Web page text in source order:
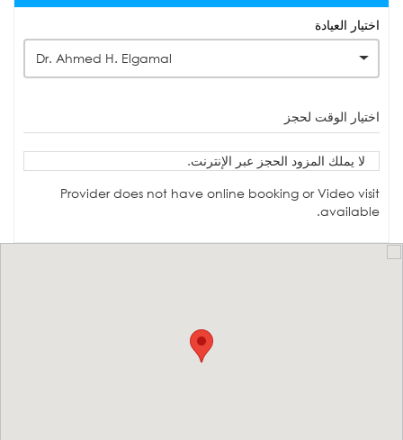
اختيار العيادة
Dr. Ahmed H. Elgamal
اختيار الوقت لحجز
لا يملك المزود الحجز عبر الإنترنت.
Provider does not have online booking or Video visit
available.